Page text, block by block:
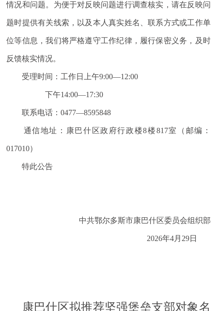
情况和问题。为便于对反映问题进行调查核实，请在反映问
题时提供有关线索，以及本人真实姓名、联系方式或工作单
位等信息，我们将严格遵守工作纪律，履行保密义务，及时
反馈核实情况。
受理时间：工作日上午9:00—12:00
下午14:00—17:30
联系电话：0477—8595848
通信地址：康巴什区政府行政楼8楼817室（ 邮编：
017010）
特此公告
中共鄂尔多斯市康巴什区委员会组织部
2026年4月 29日
康巴什区拟推荐坚强堡垒支部对象名